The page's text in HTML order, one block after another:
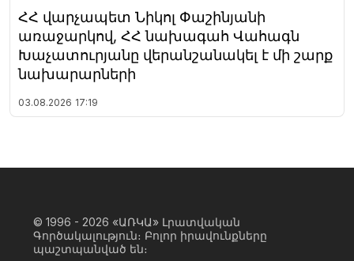
ՀՀ վարչապետ Նիկոլ Փաշինյանի
առաջարկով, ՀՀ նախագահ Վահագն
Խաչատուրյանը վերանշանակել է մի շարք
նախարարների
03.08.2026 17:19
© 1996 - 2026 «ԱՌԿԱ» Լրատվական
Գործակալություն։ Բոլոր իրավունքները
պաշտպանված են։